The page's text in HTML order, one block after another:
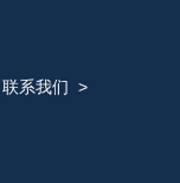
联系我们 >